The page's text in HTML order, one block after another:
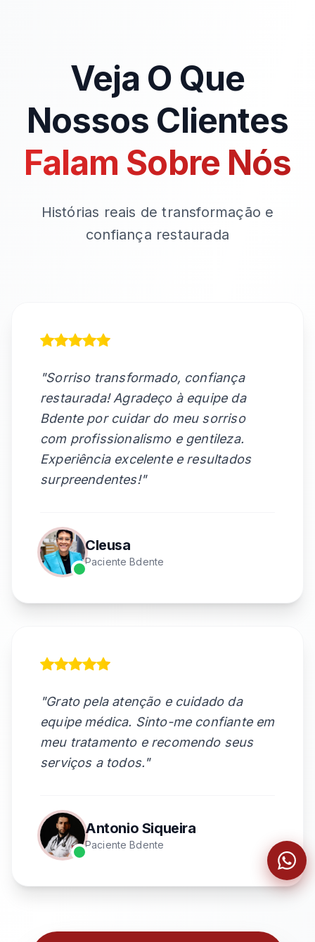
Veja O Que
Nossos Clientes
Falam Sobre Nós
Histórias reais de transformação e
confiança restaurada
"Sorriso transformado, confiança
restaurada! Agradeço à equipe da
Bdente por cuidar do meu sorriso
com profissionalismo e gentileza.
Experiência excelente e resultados
surpreendentes!"
Cleusa
Paciente Bdente
"Grato pela atenção e cuidado da
equipe médica. Sinto-me confiante em
meu tratamento e recomendo seus
serviços a todos."
Antonio Siqueira
Paciente Bdente